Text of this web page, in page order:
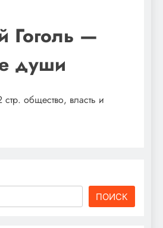
Гоголь —
души
общество, власть и
ПОИСК